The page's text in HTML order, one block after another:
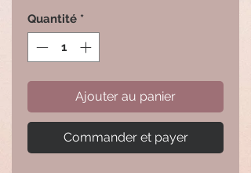
Quantité *
Ajouter au panier
Commander et payer